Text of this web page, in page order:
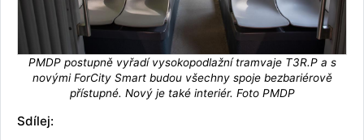
PMDP postupně vyřadí vysokopodlažní tramvaje T3R.P a s
novými ForCity Smart budou všechny spoje bezbariérově
přístupné. Nový je také interiér. Foto PMDP
Sdílej: